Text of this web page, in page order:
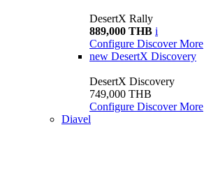
DesertX Rally
889,000 THB i
Configure Discover More
new DesertX Discovery
DesertX Discovery
749,000 THB
Configure Discover More
Diavel